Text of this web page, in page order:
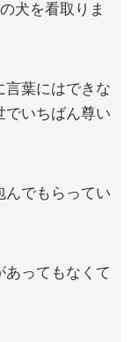
犬を看取りま
言葉にはできな
でいちばん尊い
んでもらってい
あってもなくて